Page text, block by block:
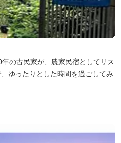
の古民家が、農家民宿としてリス
ゆったりとした時間を過ごしてみ